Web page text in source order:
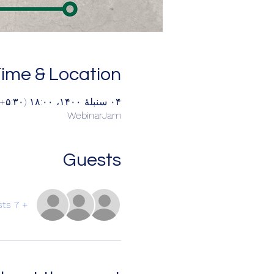
& Location
۰۴ سنبلهٔ ۱۴۰۰، ۱۸:۰۰ (‎+۵:۳۰ گرینویچ) – ۰۶ سنبلهٔ ۱۴۰۰، ۱۸:۰۰ (‎+۵:۳۰ گرینویچ)
WebinarJam
Guests
+ 7 other guests